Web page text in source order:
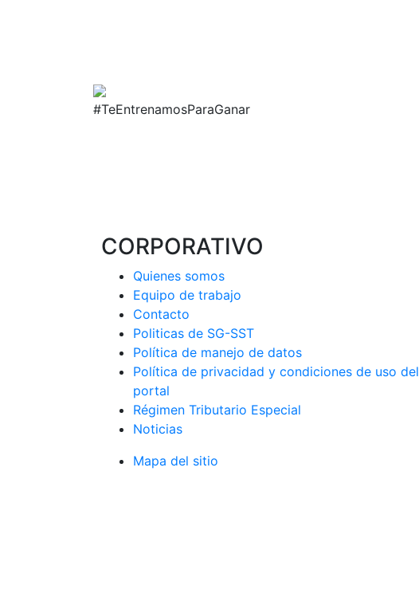
#TeEntrenamosParaGanar
CORPORATIVO
Quienes somos
Equipo de trabajo
Contacto
Politicas de SG-SST
Política de manejo de datos
Política de privacidad y condiciones de uso del
portal
Régimen Tributario Especial
Noticias
Mapa del sitio